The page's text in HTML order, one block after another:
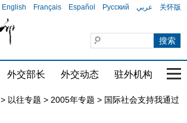
English Français Español Русский عربي 关怀版
外交部长 外交动态 驻外机构 国
> 以往专题 > 2005年专题 > 国际社会支持我通过